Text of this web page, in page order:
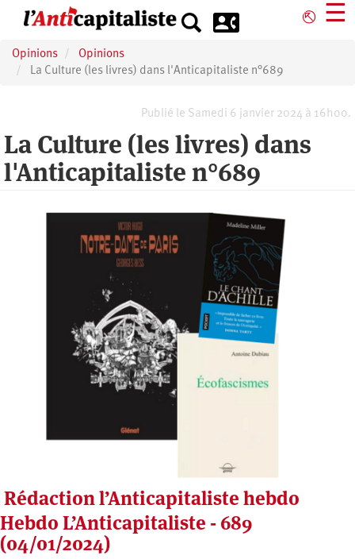
principal
⎋ ☰
Opinions
Opinions
La Culture (les livres) dans l'Anticapitaliste n°689
Publié le Samedi 6 janvier 2024 à 16h00.
La Culture (les livres) dans
l'Anticapitaliste n°689
Rédaction l’Anticapitaliste hebdo
Hebdo L’Anticapitaliste - 689
(04/01/2024)